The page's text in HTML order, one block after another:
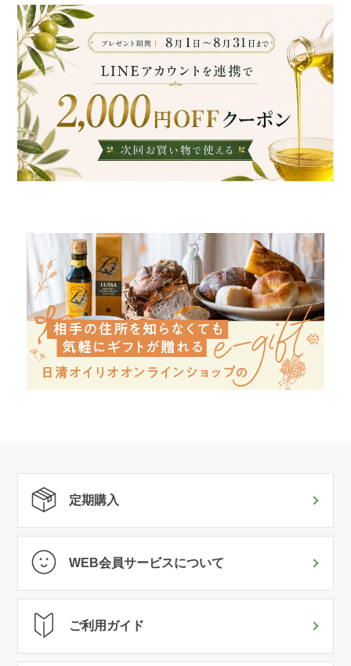
定期購入
WEB会員サービスについて
ご利用ガイド